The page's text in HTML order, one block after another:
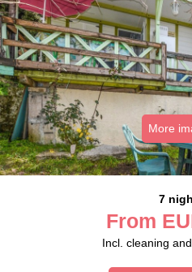
More
7
From
Incl. cleaning